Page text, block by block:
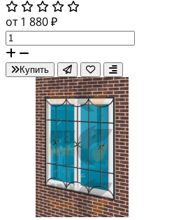
от 1 880 ₽
Купить